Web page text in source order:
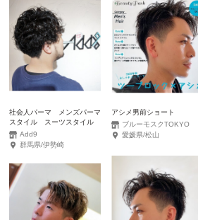
社会人パーマ メンズパーマ
スタイル スーツスタイル
Add9
群馬県/伊勢崎
アシメ男前ショート
ブルーモスクTOKYO
愛媛県/松山